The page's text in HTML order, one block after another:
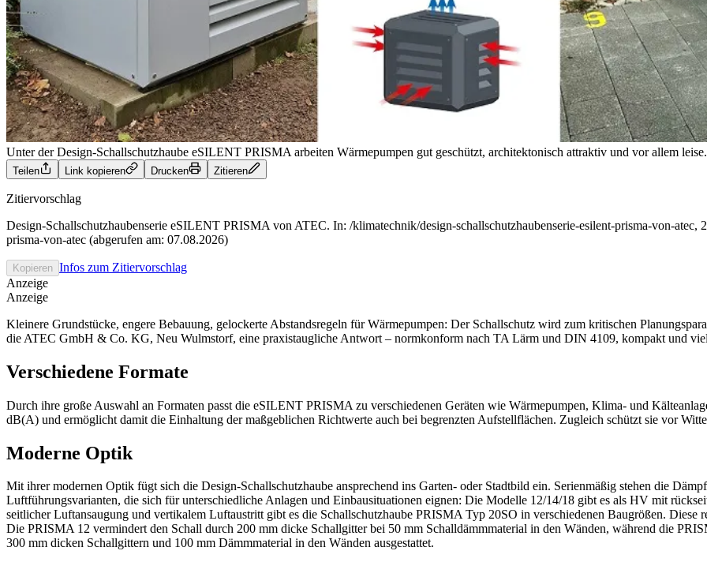
Unter der Design-Schallschutzhaube eSILENT PRISMA arbeiten Wärmepumpen gut geschützt, architektonisch attraktiv und vor allem leise.
Teilen Link kopieren Drucken Zitieren
Zitiervorschlag
Design-Schallschutzhaubenserie eSILENT PRISMA von ATEC. In: /klimatechnik/design-schallschutzhaubenserie-esilent-prisma-von-atec,
prisma-von-atec (abgerufen am: 07.08.2026)
Kopieren Infos zum Zitiervorschlag
Anzeige
Anzeige
Kleinere Grundstücke, engere Bebauung, gelockerte Abstandsregeln für Wärmepumpen: Der Schallschutz wird zum kritischen
die ATEC GmbH & Co. KG, Neu Wulmstorf, eine praxistaugliche Antwort – normkonform nach TA Lärm und DIN 4109, kompakt und
Verschiedene Formate
Durch ihre große Auswahl an Formaten passt die eSILENT PRISMA zu verschiedenen Geräten wie Wärmepumpen, Klima- und
dB(A) und ermöglicht damit die Einhaltung der maßgeblichen Richtwerte auch bei begrenzten Aufstellflächen. Zugleich schützt sie vor
Moderne Optik
Mit ihrer modernen Optik fügt sich die Design-Schallschutzhaube ansprechend ins Garten- oder Stadtbild ein. Serienmäßig stehen die
Luftführungsvarianten, die sich für unterschiedliche Anlagen und Einbausituationen eignen: Die Modelle 12/14/18 gibt es als HV mit
seitlicher Luftansaugung und vertikalem Luftaustritt gibt es die Schallschutzhaube PRISMA Typ 20SO in verschiedenen Baugrößen. Diese
Die PRISMA 12 vermindert den Schall durch 200 mm dicke Schallgitter bei 50 mm Schalldämmmaterial in den Wänden, während die
300 mm dicken Schallgittern und 100 mm Dämmmaterial in den Wänden ausgestattet.